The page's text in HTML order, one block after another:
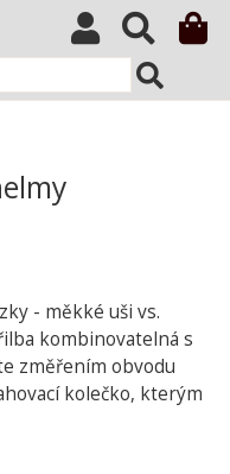
- měkké uši vs.
kombinovatelná s
změřením obvodu
kolečko, kterým